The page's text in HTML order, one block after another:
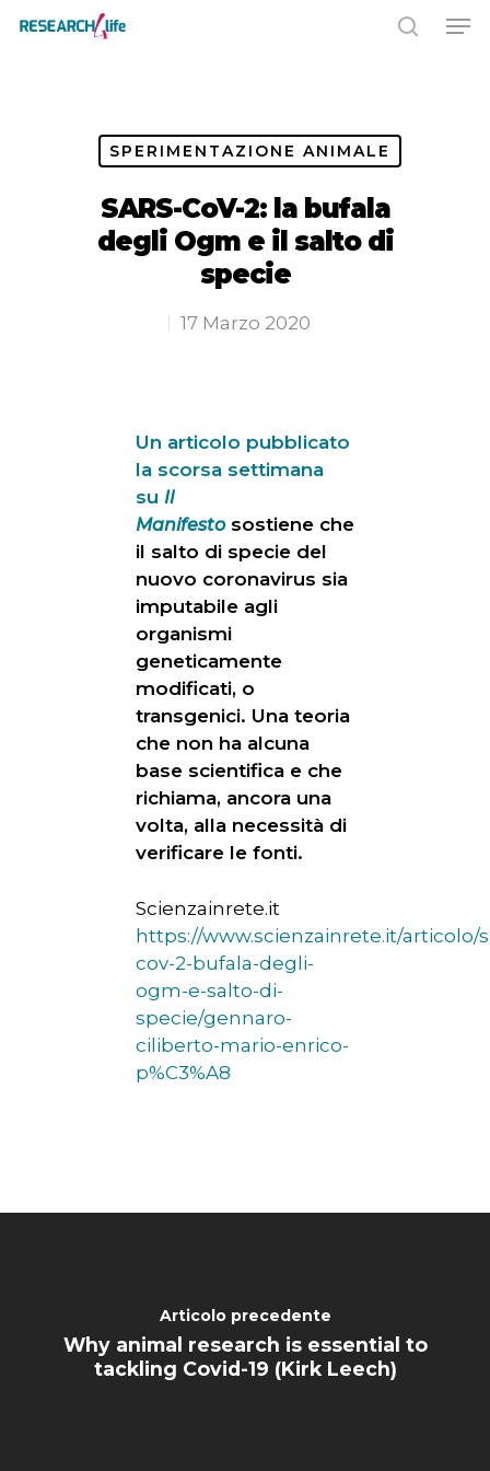
per chiudere
SPERIMENTAZIONE ANIMALE
SARS-CoV-2: la bufala
degli Ogm e il salto di
specie
17 Marzo 2020
Un articolo pubblicato
la scorsa settimana
su Il
Manifestosostiene che
il salto di specie del
nuovo coronavirus sia
imputabile agli
organismi
geneticamente
modificati, o
transgenici. Una teoria
che non ha alcuna
base scientifica e che
richiama, ancora una
volta, alla necessità di
verificare le fonti.
Scienzainrete.it
https://www.scienzainrete.it/articolo/
cov-2-bufala-degli-
ogm-e-salto-di-
specie/gennaro-
ciliberto-mario-enrico-
p%C3%A8
Articolo precedente
Why animal research is essential to
tackling Covid-19 (Kirk Leech)